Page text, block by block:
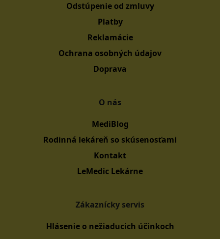
Odstúpenie od zmluvy
Platby
Reklamácie
Ochrana osobných údajov
Doprava
O nás
MediBlog
Rodinná lekáreň so skúsenosťami
Kontakt
LeMedic Lekárne
Zákaznícky servis
Hlásenie o nežiaducich účinkoch